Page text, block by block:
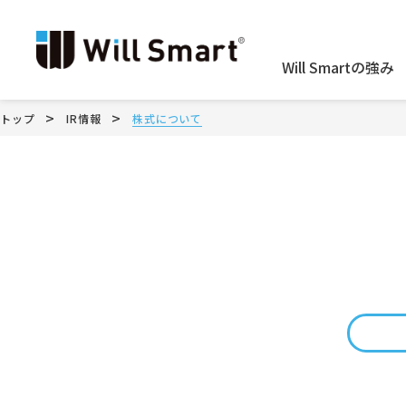
Will Smartの強み
トップ > IR情報 > 株式について